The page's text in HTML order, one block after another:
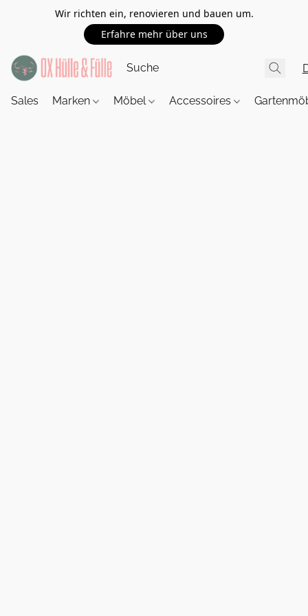
Wir richten ein, renovieren und bauen um.
Erfahre mehr über uns
Sales Marken Möbel Accessoires